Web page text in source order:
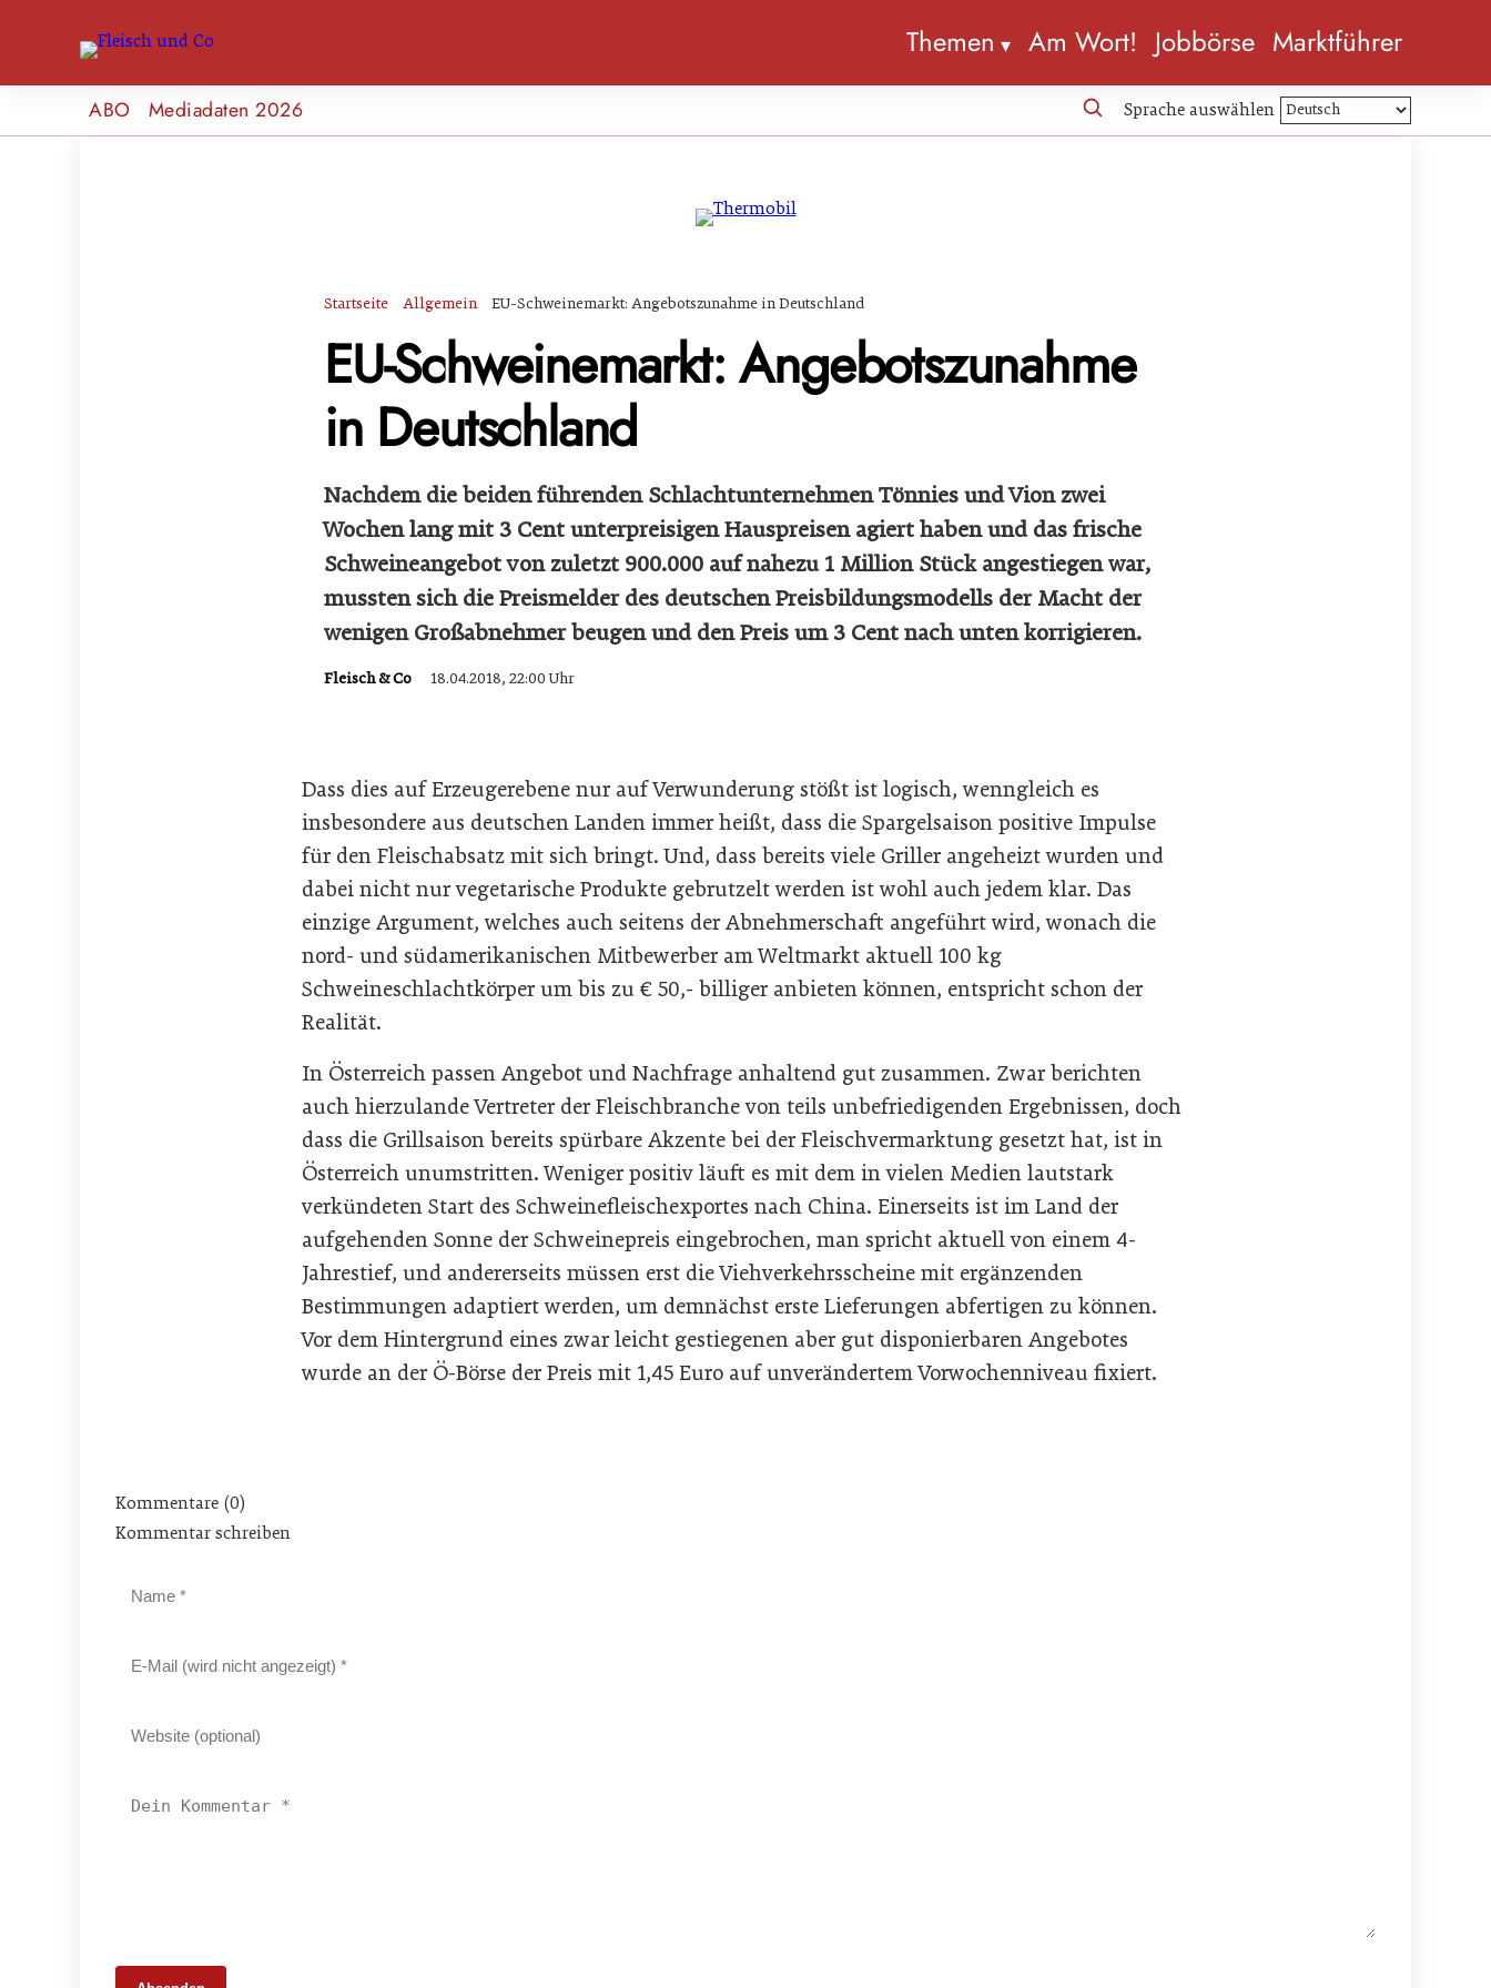
Themen Am Wort! Jobbörse Marktführer
ABO Mediadaten 2026 Sprache auswählen
Startseite Allgemein EU-Schweinemarkt: Angebotszunahme in Deutschland
EU-Schweinemarkt: Angebotszunahme
in Deutschland
Nachdem die beiden führenden Schlachtunternehmen Tönnies und Vion zwei
Wochen lang mit 3 Cent unterpreisigen Hauspreisen agiert haben und das frische
Schweineangebot von zuletzt 900.000 auf nahezu 1 Million Stück angestiegen war,
mussten sich die Preismelder des deutschen Preisbildungsmodells der Macht der
wenigen Großabnehmer beugen und den Preis um 3 Cent nach unten korrigieren.
Fleisch & Co 18.04.2018, 22:00 Uhr
Dass dies auf Erzeugerebene nur auf Verwunderung stößt ist logisch, wenngleich es
insbesondere aus deutschen Landen immer heißt, dass die Spargelsaison positive Impulse
für den Fleischabsatz mit sich bringt. Und, dass bereits viele Griller angeheizt wurden und
dabei nicht nur vegetarische Produkte gebrutzelt werden ist wohl auch jedem klar. Das
einzige Argument, welches auch seitens der Abnehmerschaft angeführt wird, wonach die
nord- und südamerikanischen Mitbewerber am Weltmarkt aktuell 100 kg
Schweineschlachtkörper um bis zu € 50,- billiger anbieten können, entspricht schon der
Realität.
In Österreich passen Angebot und Nachfrage anhaltend gut zusammen. Zwar berichten
auch hierzulande Vertreter der Fleischbranche von teils unbefriedigenden Ergebnissen, doch
dass die Grillsaison bereits spürbare Akzente bei der Fleischvermarktung gesetzt hat, ist in
Österreich unumstritten. Weniger positiv läuft es mit dem in vielen Medien lautstark
verkündeten Start des Schweinefleischexportes nach China. Einerseits ist im Land der
aufgehenden Sonne der Schweinepreis eingebrochen, man spricht aktuell von einem 4-
Jahrestief, und andererseits müssen erst die Viehverkehrsscheine mit ergänzenden
Bestimmungen adaptiert werden, um demnächst erste Lieferungen abfertigen zu können.
Vor dem Hintergrund eines zwar leicht gestiegenen aber gut disponierbaren Angebotes
wurde an der Ö-Börse der Preis mit 1,45 Euro auf unverändertem Vorwochenniveau fixiert.
Kommentare (0)
Kommentar schreiben